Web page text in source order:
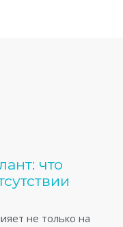
что
не только на